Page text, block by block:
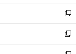
開
く
ウ
で
開
く
ン
ド
ウ
で
開
ウ
ィ
ン
ド
ウ
し
い
ウ
ィ
ン
新
し
い
ウ
新
し